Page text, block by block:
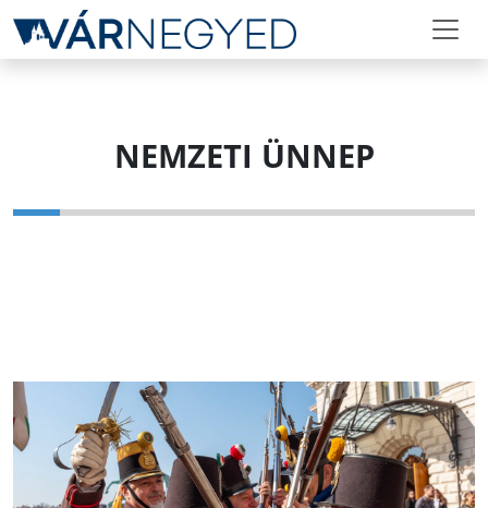
NEMZETI ÜNNEP